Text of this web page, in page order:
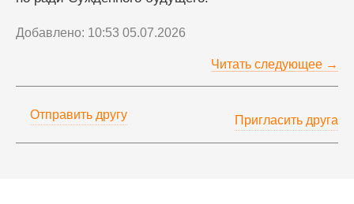
Добавлено: 10:53 05.07.2026
Читать следующее →
Отправить другу Пригласить друга